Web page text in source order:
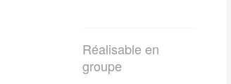
Réalisable en
groupe